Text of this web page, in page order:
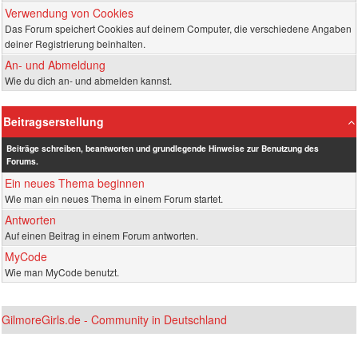
Verwendung von Cookies
Das Forum speichert Cookies auf deinem Computer, die verschiedene Angaben
deiner Registrierung beinhalten.
An- und Abmeldung
Wie du dich an- und abmelden kannst.
Beitragserstellung
Beiträge schreiben, beantworten und grundlegende Hinweise zur Benutzung des
Forums.
Ein neues Thema beginnen
Wie man ein neues Thema in einem Forum startet.
Antworten
Auf einen Beitrag in einem Forum antworten.
MyCode
Wie man MyCode benutzt.
GilmoreGirls.de - Community in Deutschland